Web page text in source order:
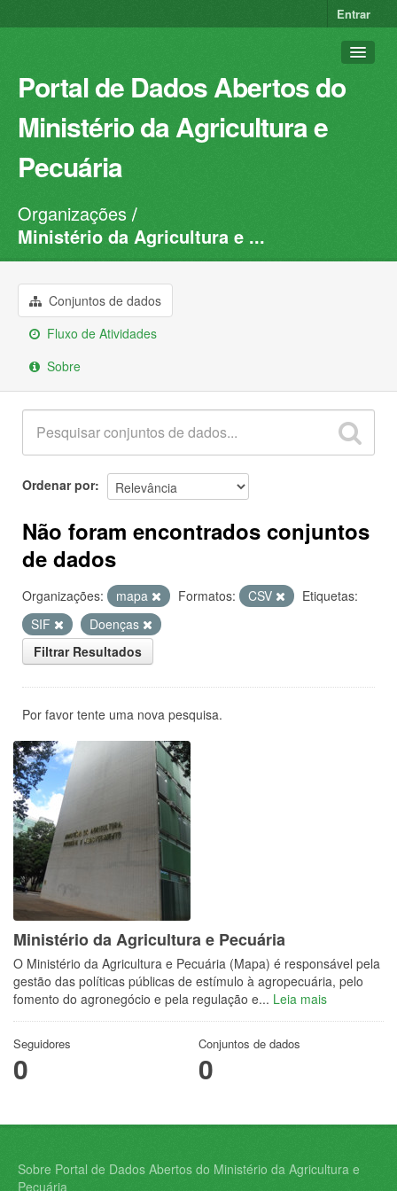
Entrar
Portal de Dados Abertos do
Ministério da Agricultura e
Pecuária
Conjuntos de dados
Organizações
Sobre
Organizações
Ministério da Agricultura e ...
Conjuntos de dados
Fluxo de Atividades
Sobre
Ordenar por
Não foram encontrados conjuntos
de dados
Organizações: mapa Formatos: CSV
Etiquetas:
SIF
Doenças
Filtrar Resultados
Por favor tente uma nova pesquisa.
Ministério da Agricultura e Pecuária
O Ministério da Agricultura e Pecuária (Mapa) é responsável pela
gestão das políticas públicas de estímulo à agropecuária, pelo
fomento do agronegócio e pela regulação e... Leia mais
Seguidores
0
Conjuntos de dados
0
Sobre Portal de Dados Abertos do Ministério da Agricultura e
Pecuária